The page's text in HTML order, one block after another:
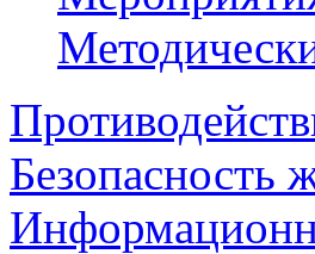
Безопасность